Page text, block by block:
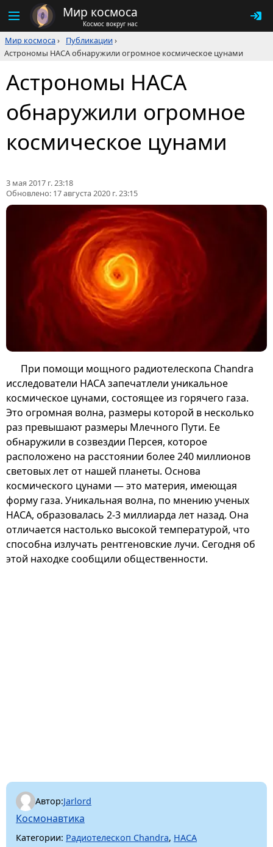
Мир космоса
Космос вокруг нас
Мир космоса› Публикации›
Астрономы НАСА обнаружили огромное космическое цунами
Астрономы НАСА
обнаружили огромное
космическое цунами
3 мая 2017 г. 23:18
Обновлено: 17 августа 2020 г. 23:15
При помощи мощного радиотелескопа Chandra
исследователи НАСА запечатлели уникальное
космическое цунами, состоящее из горячего газа.
Это огромная волна, размеры которой в несколько
раз превышают размеры Млечного Пути. Ее
обнаружили в созвездии Персея, которое
расположено на расстоянии более 240 миллионов
световых лет от нашей планеты. Основа
космического цунами — это материя, имеющая
форму газа. Уникальная волна, по мнению ученых
НАСА, образовалась 2-3 миллиарда лет назад. Она
отличается настолько высокой температурой, что
способна излучать рентгеновские лучи. Сегодня об
этой находке сообщили общественности.
Автор:Jarlord
Космонавтика
Категории: Радиотелескоп Chandra, НАСА